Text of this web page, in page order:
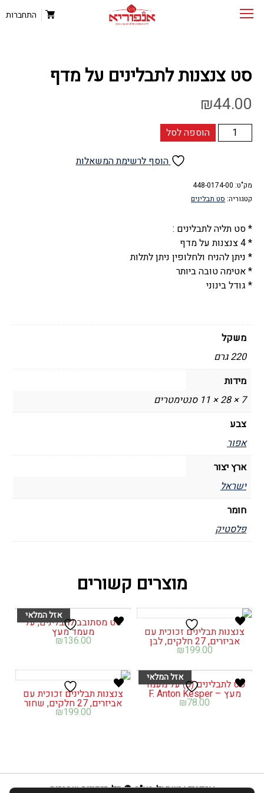
התחברות
סט צנצנות לתבלינים על מדף
₪44.00
כמות
של
לתבלינים
על
הוספה לסל
הוסף לרשימת המשאלות
מק"ט: 448-0174-00
קטגוריה: סט תבלינים
* סט תליה לתבלינים :
* 4 צנצנות על מדף
* ניתן להניח ולחלופין ניתן לתלות
* אטימה טובה ביותר
* גודל בינוני
משקל
220 גרם
מידות
7 × 28 × 11 סנטימטרים
צבע
אפור
ארץ יצור
ישראל
חומר
פלסטיק
מוצרים קשורים
צנצנות תבלינים זכוכית עם
אביזרים, 27 חלקים, לבן
₪199.00
סט מסתובב לתבלינים, על
מעמד מעץ
₪136.00
סט לתבלינים (8) על מעמד
מעץ – F. Anton Kesper
₪78.00
צנצנות תבלינים זכוכית עם
אביזרים, 27 חלקים, שחור
₪199.00
אנפוריא ישראל בע"מ © כל הזכויות שמורות